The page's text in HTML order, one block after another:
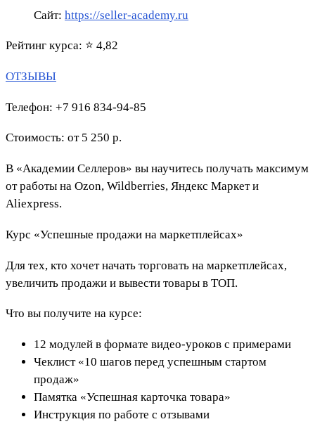
Сайт: https://seller-academy.ru
Рейтинг курса: ⭐ 4,82
ОТЗЫВЫ
Телефон: +7 916 834-94-85
Стоимость: от 5 250 р.
В «Академии Селлеров» вы научитесь получать максимум
от работы на Ozon, Wildberries, Яндекс Маркет и
Aliexpress.
Курс «Успешные продажи на маркетплейсах»
Для тех, кто хочет начать торговать на маркетплейсах,
увеличить продажи и вывести товары в ТОП.
Что вы получите на курсе:
12 модулей в формате видео-уроков с примерами
Чеклист «10 шагов перед успешным стартом
продаж»
Памятка «Успешная карточка товара»
Инструкция по работе с отзывами